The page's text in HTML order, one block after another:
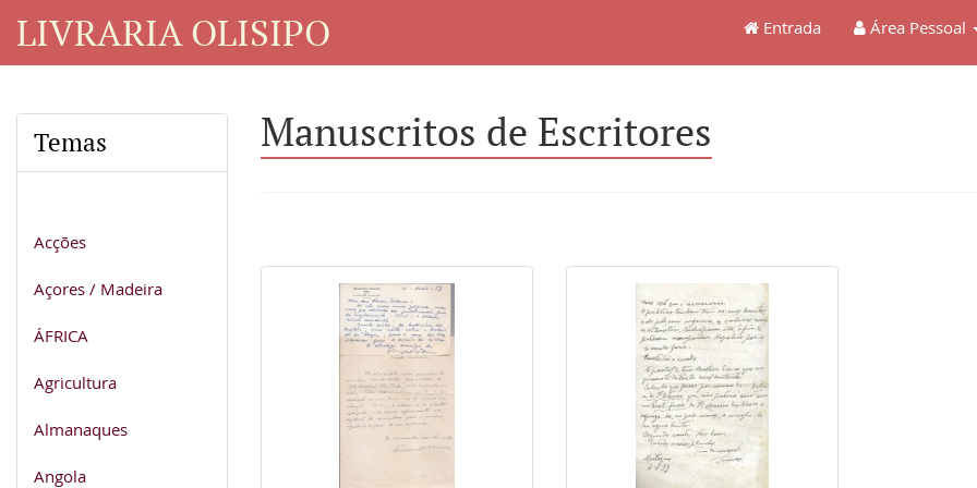
LIVRARIA OLISIPO Entrada Área Pessoal
Temas
Acções
Açores / Madeira
ÁFRICA
Agricultura
Almanaques
Angola
Manuscritos de Escritores